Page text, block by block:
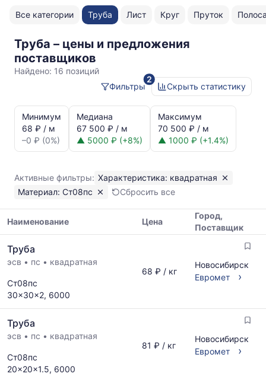
Все категории Труба Лист Круг Пруток
Труба – цены и предложения
поставщиков
Ст08пс
Найдено: 16 позиций
2
Фильтры
Скрыть статистику
динамика
цен:
Труба
Ст08пс
Показаны
минимальная,
медианная
и
цена
по
данным
прайс-
листов
поставщиков
последний
месяц.
рассчитывается
по
Минимум
68 ₽ / м
–0 ₽ (0%)
Медиана
67 500 ₽ / м
▲ 5000 ₽ (+8%)
Максимум
70 500 ₽ / м
▲ 1000 ₽ (+1.4%)
Активные фильтры: Характеристика: квадратная
Материал: Ст08пс
Сбросить все
цен
на
указанием
ГОСТ,
размеров
по
запросу
Наименование Цена
Город,
Поставщик
Труба
эсв • пс • квадратная
Ст08пс
30x30x2, 6000
68 ₽ / кг
Новосибирск
Евромет
›
Труба
эсв • пс • квадратная
Ст08пс
20x20x1.5, 6000
81 ₽ / кг
Новосибирск
Евромет
›